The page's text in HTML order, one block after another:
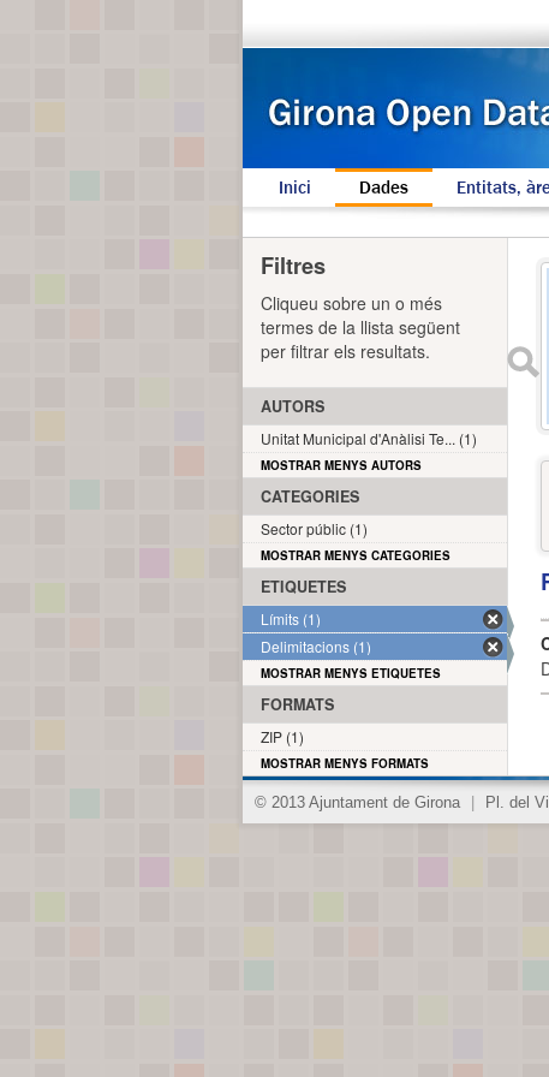
Inici Dades Entitats,
Filtres
Cliqueu sobre un o més
termes de la llista següent
per filtrar els resultats.
AUTORS
Unitat Municipal d'Anàlisi Te... (1)
MOSTRAR MENYS AUTORS
CATEGORIES
Sector públic (1)
MOSTRAR MENYS CATEGORIES
ETIQUETES
Límits (1)
Delimitacions (1)
MOSTRAR MENYS ETIQUETES
FORMATS
ZIP (1)
MOSTRAR MENYS FORMATS
© 2013 Ajuntament de Girona Pl. del